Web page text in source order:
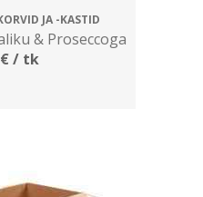
JA -KASTID
& Proseccoga
€/ tk